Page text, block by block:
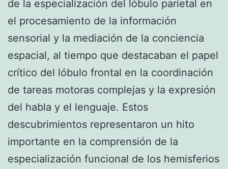
de la especialización del lóbulo parietal en
el procesamiento de la información
sensorial y la mediación de la conciencia
espacial, al tiempo que destacaban el papel
crítico del lóbulo frontal en la coordinación
de tareas motoras complejas y la expresión
del habla y el lenguaje. Estos
descubrimientos representaron un hito
importante en la comprensión de la
especialización funcional de los hemisferios